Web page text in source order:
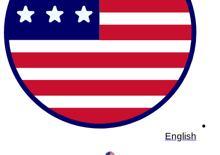
English